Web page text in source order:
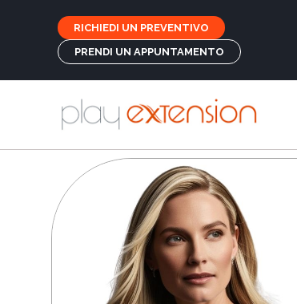
RICHIEDI UN PREVENTIVO
PRENDI UN APPUNTAMENTO